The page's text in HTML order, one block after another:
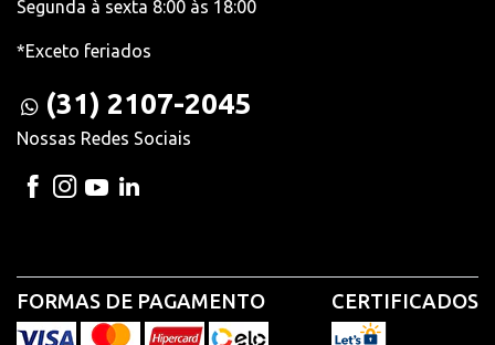
Segunda à sexta 8:00 às 18:00
*Exceto feriados
(31) 2107-2045
Nossas Redes Sociais
FORMAS DE PAGAMENTO CERTIFICADOS